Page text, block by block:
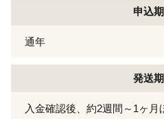
申込
通年
発送
入金確認後、約2週間～1ヶ月